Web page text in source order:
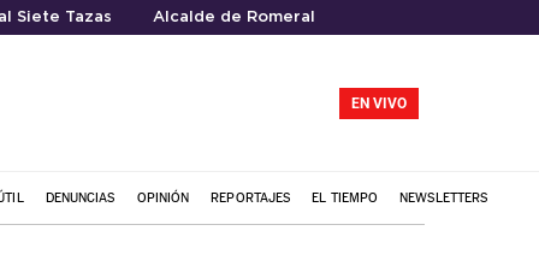
Siete Tazas Alcalde de Romeral
EN VIVO
DENUNCIAS OPINIÓN REPORTAJES EL TIEMPO NEWSLETTERS